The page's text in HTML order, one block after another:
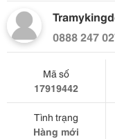
0888 247
Mã số
17919442
Tình trạng
Hàng mới